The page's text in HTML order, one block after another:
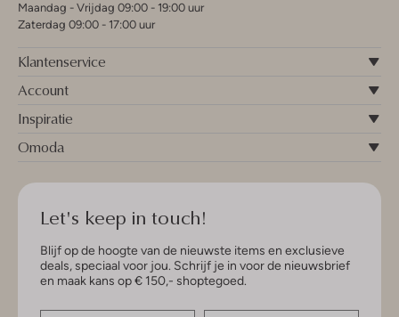
Maandag - Vrijdag 09:00 - 19:00 uur
Zaterdag 09:00 - 17:00 uur
Klantenservice
Account
Inspiratie
Omoda
Let's keep in touch!
Blijf op de hoogte van de nieuwste items en exclusieve
deals, speciaal voor jou. Schrijf je in voor de nieuwsbrief
en maak kans op € 150,- shoptegoed.